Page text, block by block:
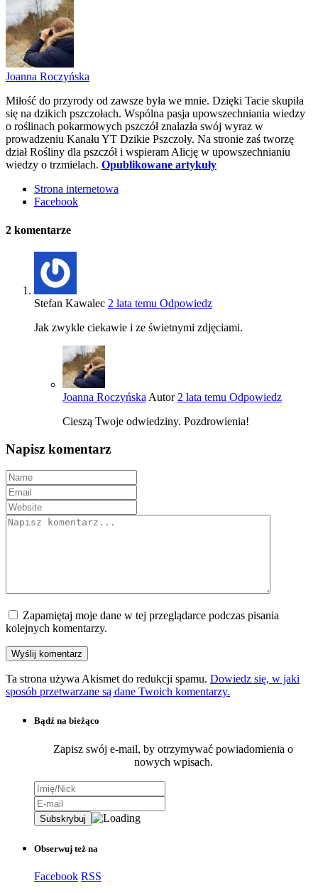
Joanna Roczyńska
Miłość do przyrody od zawsze była we mnie. Dzięki Tacie skupiła
się na dzikich pszczołach. Wspólna pasja upowszechniania wiedzy
o roślinach pokarmowych pszczół znalazła swój wyraz w
prowadzeniu Kanału YT Dzikie Pszczoły. Na stronie zaś tworzę
dział Rośliny dla pszczół i wspieram Alicję w upowszechnianiu
wiedzy o trzmielach. Opublikowane artykuły
Strona internetowa
Facebook
2 komentarze
Stefan Kawalec 2 lata temu Odpowiedz
Jak zwykle ciekawie i ze świetnymi zdjęciami.
Joanna Roczyńska Autor 2 lata temu Odpowiedz
Cieszą Twoje odwiedziny. Pozdrowienia!
Napisz komentarz
Zapamiętaj moje dane w tej przeglądarce podczas pisania
kolejnych komentarzy.
Ta strona używa Akismet do redukcji spamu. Dowiedz się, w jaki
sposób przetwarzane są dane Twoich komentarzy.
Bądź na bieżąco
Zapisz swój e-mail, by otrzymywać powiadomienia o
nowych wpisach.
Obserwuj też na
Facebook RSS